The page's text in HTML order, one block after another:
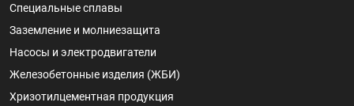
Специальные сплавы
Заземление и молниезащита
Насосы и электродвигатели
Железобетонные изделия (ЖБИ)
Хризотилцементная продукция